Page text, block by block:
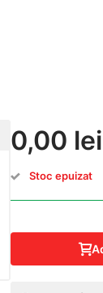
0,00 lei
Stoc epuizat